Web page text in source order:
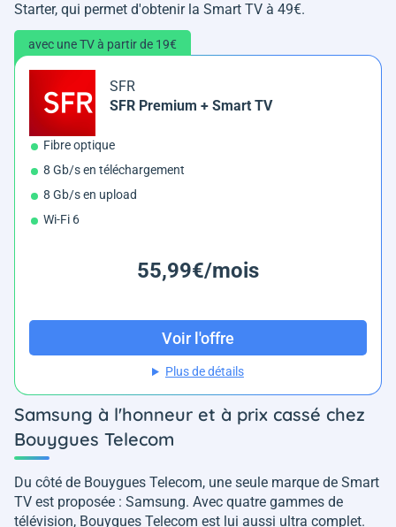
Starter, qui permet d'obtenir la Smart TV à 49€.
avec une TV à partir de 19€
SFR
SFR Premium + Smart TV
Fibre optique
8 Gb/s en téléchargement
8 Gb/s en upload
Wi-Fi 6
55,99€/mois
Voir l'offre
Plus de détails
Samsung à l'honneur et à prix cassé chez
Bouygues Telecom
Du côté de Bouygues Telecom, une seule marque de Smart
TV est proposée : Samsung. Avec quatre gammes de
télévision, Bouygues Telecom est lui aussi ultra complet.